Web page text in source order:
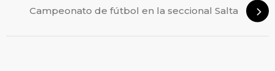
Campeonato de fútbol en la seccional Salta